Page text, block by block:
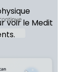
voir le Medit